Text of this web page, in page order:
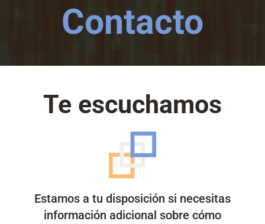
Contacto
Te escuchamos
Estamos a tu disposición si necesitas
información adicional sobre cómo